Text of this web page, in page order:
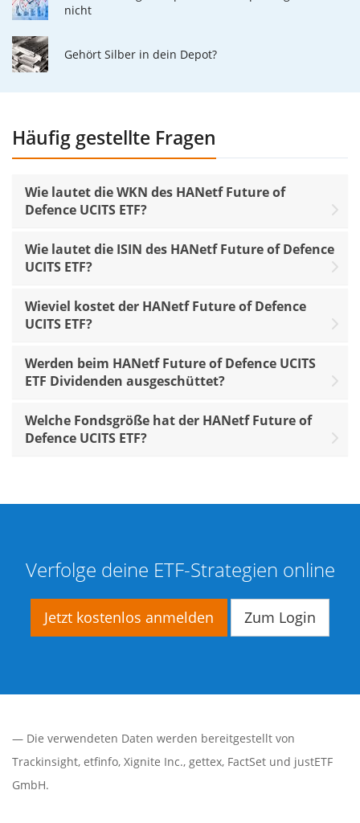
nicht
Gehört Silber in dein Depot?
Häufig gestellte Fragen
Wie lautet die WKN des HANetf Future of
Defence UCITS ETF?
Wie lautet die ISIN des HANetf Future of Defence
UCITS ETF?
Wieviel kostet der HANetf Future of Defence
UCITS ETF?
Werden beim HANetf Future of Defence UCITS
ETF Dividenden ausgeschüttet?
Welche Fondsgröße hat der HANetf Future of
Defence UCITS ETF?
Verfolge deine ETF-Strategien online
Jetzt kostenlos anmelden Zum Login
— Die verwendeten Daten werden bereitgestellt von
Trackinsight, etfinfo, Xignite Inc., gettex, FactSet und justETF
GmbH.